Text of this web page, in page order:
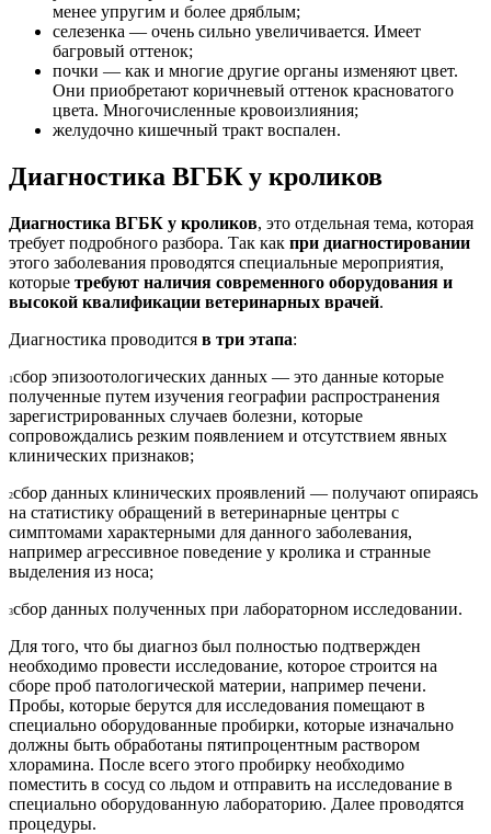
менее упругим и более дряблым;
селезенка — очень сильно увеличивается. Имеет
багровый оттенок;
почки — как и многие другие органы изменяют цвет.
Они приобретают коричневый оттенок красноватого
цвета. Многочисленные кровоизлияния;
желудочно кишечный тракт воспален.
Диагностика ВГБК у кроликов
Диагностика ВГБК у кроликов, это отдельная тема, которая
требует подробного разбора. Так как при диагностировании
этого заболевания проводятся специальные мероприятия,
которые требуют наличия современного оборудования и
высокой квалификации ветеринарных врачей.
Диагностика проводится в три этапа:
1сбор эпизоотологических данных — это данные которые
полученные путем изучения географии распространения
зарегистрированных случаев болезни, которые
сопровождались резким появлением и отсутствием явных
клинических признаков;
2сбор данных клинических проявлений — получают опираясь
на статистику обращений в ветеринарные центры с
симптомами характерными для данного заболевания,
например агрессивное поведение у кролика и странные
выделения из носа;
3сбор данных полученных при лабораторном исследовании.
Для того, что бы диагноз был полностью подтвержден
необходимо провести исследование, которое строится на
сборе проб патологической материи, например печени.
Пробы, которые берутся для исследования помещают в
специально оборудованные пробирки, которые изначально
должны быть обработаны пятипроцентным раствором
хлорамина. После всего этого пробирку необходимо
поместить в сосуд со льдом и отправить на исследование в
специально оборудованную лабораторию. Далее проводятся
процедуры.